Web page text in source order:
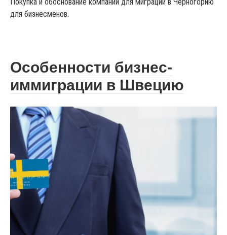
для бизнесменов.
Особенности бизнес-
иммиграции в Швецию